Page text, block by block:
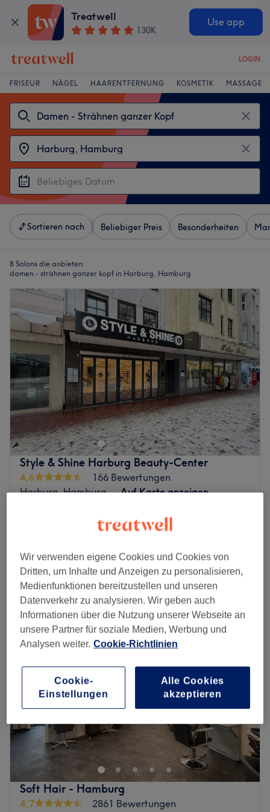
Treatwell
130K
Use app
LOGIN
FRISEUR NÄGEL HAARENTFERNUNG KOSMETIK MASSAGE
Sortieren nach Beliebiger Preis Besonderheiten
8 Salons die anbieten:
damen - strähnen ganzer kopf in Harburg, Hamburg
Style & Shine Harburg Beauty-Center
4,6
166 Bewertungen
Harburg, Hamburg
Auf Karte anzeigen
1 Std. 40 Min. - 2 Std.
1 Std. 40 Min. - 2 Std.
Schnellansicht Saloninfos
Montag 09:00–18:00
Dienstag
09:00–18:00
Mittwoch
09:00– 18:00
Donnerstag
Freitag
09:00–18:00
Samstag
10:00–16:00
Sonntag
Geschlossen
Style & Shine Harburg – Ihr Friseursalon in Hamburg
Willkommen bei Style & Shine Harburg – geführt von
Umay und Cansu
, die auf eine langjährige Erfahrung im
Friseurhandwerk zurückblicken. Mit großer Leidenschaft
und Fachwissen bieten sie in ihrem Salon in Hamburg-
Harburg professionelle Dienstleistungen rund um
Soft Hair - Hamburg
4,7
2861 Bewertungen
Wir verwenden eigene Cookies und Cookies von
Dritten, um Inhalte und Anzeigen zu personalisieren,
Medienfunktionen bereitzustellen und unseren
Datenverkehr zu analysieren. Wir geben auch
Informationen über die Nutzung unserer Webseite an
unsere Partner für soziale Medien, Werbung und
Analysen weiter. Cookie-Richtlinien
Cookie-
Einstellungen
Alle Cookies
akzeptieren